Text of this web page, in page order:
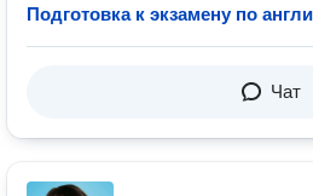
Подготовка к экзамену по
Чат